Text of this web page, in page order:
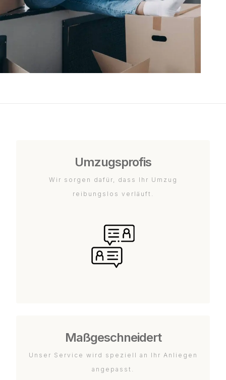
Umzugsprofis
Wir sorgen dafür, dass Ihr Umzug
reibungslos verläuft.
Maßgeschneidert
Unser Service wird speziell an Ihr Anliegen
angepasst.